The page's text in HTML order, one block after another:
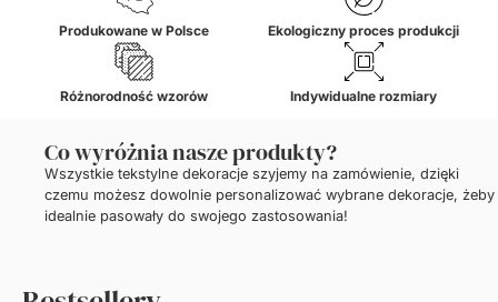
Produkowane w Polsce Ekologiczny proces produkcji
Różnorodność wzorów Indywidualne rozmiary
Co wyróżnia nasze produkty?
Wszystkie tekstylne dekoracje szyjemy na zamówienie, dzięki
czemu możesz dowolnie personalizować wybrane dekoracje, żeby
idealnie pasowały do swojego zastosowania!